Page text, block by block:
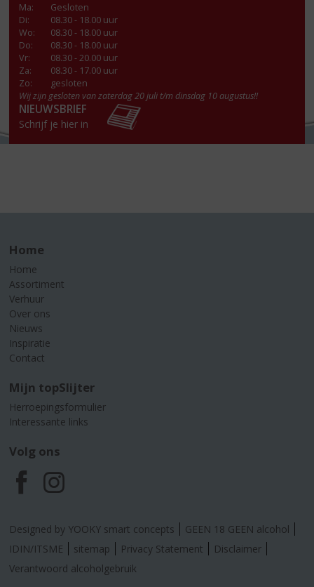
Ma:
Gesloten
Di:
08.30 - 18.00 uur
Wo:
08.30 - 18.00 uur
Do:
08.30 - 18.00 uur
Vr:
08.30 - 20.00 uur
Za:
08.30 - 17.00 uur
Zo:
gesloten
Wij zijn gesloten van zaterdag 20 juli t/m dinsdag 10 augustus!!
NIEUWSBRIEF
Schrijf je hier in
Home
Home
Assortiment
Verhuur
Over ons
Nieuws
Inspiratie
Contact
Mijn topSlijter
Herroepingsformulier
Interessante links
Volg ons
F
a
c
I
n
s
Designed by YOOKY smart concepts
GEEN 18 GEEN alcohol
IDIN/ITSME
sitemap Privacy Statement
Disclaimer
Verantwoord alcoholgebruik